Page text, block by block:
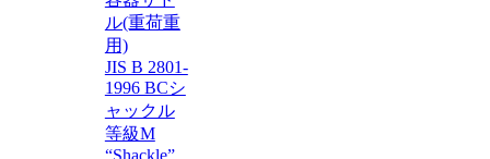
ル(重荷重
用)
JIS B 2801-
1996 BCシ
ャックル
等級M
“Shackle”